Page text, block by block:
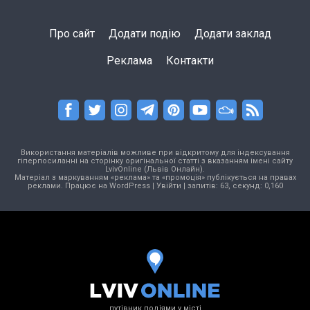
Про сайт Додати подію Додати заклад
Реклама Контакти
Використання матеріалів можливе при відкритому для індексування
гіперпосиланні на сторінку оригінальної статті з вказанням імені сайту
LvivOnline (Львів Онлайн).
Матеріал з маркуванням «реклама» та «промоція» публікується на правах
реклами. Працює на WordPress| Увійти | запитів: 63, секунд: 0,160